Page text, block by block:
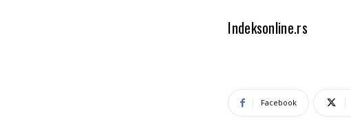
Indeksonline.rs
Facebook